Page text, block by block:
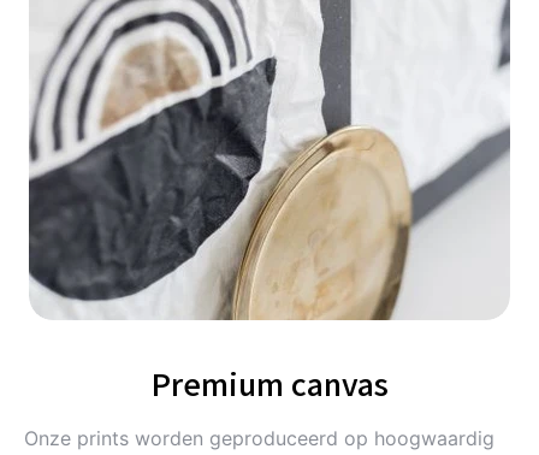
Premium canvas
Onze prints worden geproduceerd op hoogwaardig